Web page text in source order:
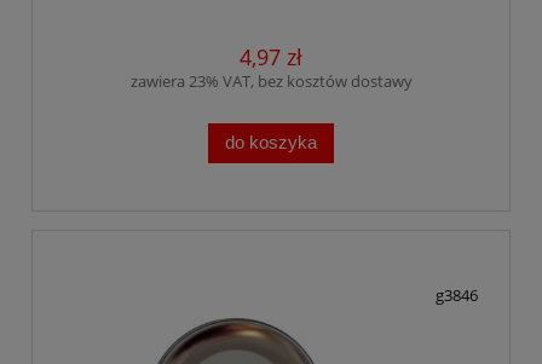
4,97 zł
zawiera 23% VAT, bez kosztów dostawy
do koszyka
g3846